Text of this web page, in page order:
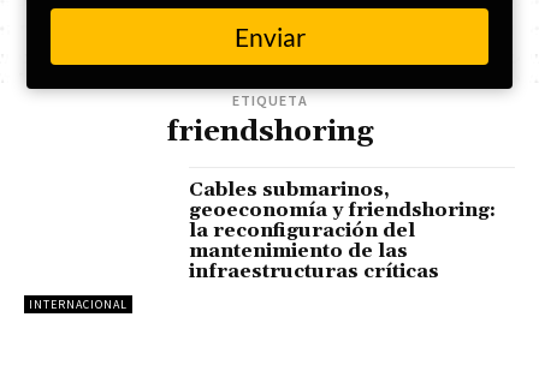
ETIQUETA
friendshoring
INTERNACIONAL
Cables submarinos,
geoeconomía y friendshoring:
la reconfiguración del
mantenimiento de las
infraestructuras críticas
email
Enviar